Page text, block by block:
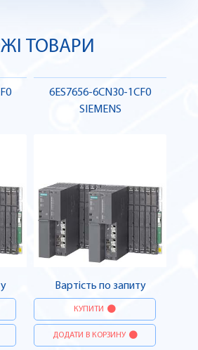
ТОВАРИ
6ES7656-6CN30-1CF0
SIEMENS
Вартість по запиту
КУПИТИ
ДОДАТИ В КОРЗИНУ